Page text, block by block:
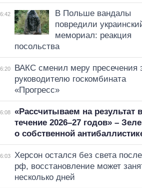
В Польше вандалы
повредили
мемориал: реакция
посольства
ВАКС сменил меру пресечения
руководителю госкомбината
«Прогресс»
«Рассчитываем на результат в
течение 2026–27 годов» –
о собственной
Херсон остался без света
рф, восстановление может
несколько дней